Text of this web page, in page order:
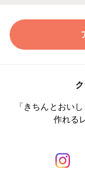
「きちんとおい
作れる